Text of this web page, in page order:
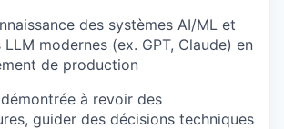
des systèmes AI/ML et
modernes (ex. GPT, Claude) en
de production
à revoir des
guider des décisions techniques